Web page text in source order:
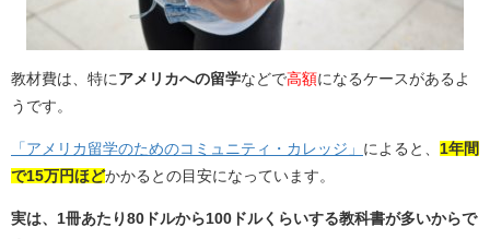
教材費は、特に アメリカへの留学などで高額になるケースがあるよ
うです。
「アメリカ留学のためのコミュニティ・カレッジ」 によると、 1年間
で15万円ほどかかるとの目安になっています。
実は、1冊あたり80ドルから100ドルくらいする教科書が多いからで